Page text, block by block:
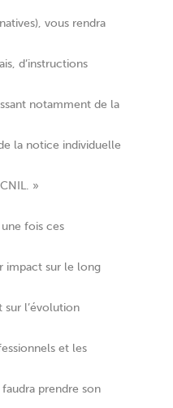
vous rendra
d’instructions
notamment de la
la notice individuelle
»
fois ces
impact sur le long
sur l’évolution
et les
prendre son